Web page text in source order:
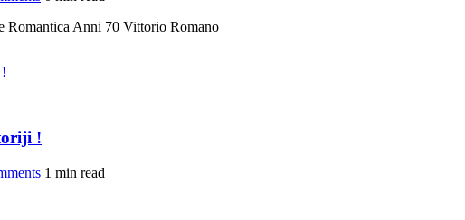
Romantica Anni 70 Vittorio Romano
!
1 min read